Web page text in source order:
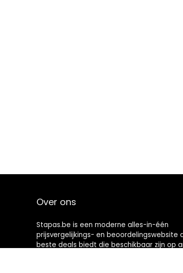
Over ons
Stapas.be is een moderne alles-in-één
prijsvergelijkings- en beoordelingswebsite
beste deals biedt die beschikbaar zijn op